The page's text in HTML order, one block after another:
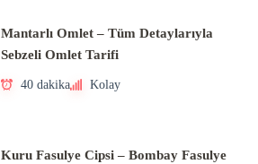
Mantarlı Omlet – Tüm Detaylarıyla
Sebzeli Omlet Tarifi
40 dakika Kolay
Kuru Fasulye Cipsi – Bombay Fasulye